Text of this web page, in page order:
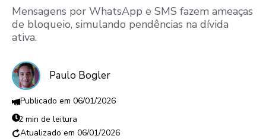
Mensagens por WhatsApp e SMS fazem ameaças
de bloqueio, simulando pendências na dívida
ativa.
Paulo Bogler
06/01/2026
2 min de leitura
06/01/2026